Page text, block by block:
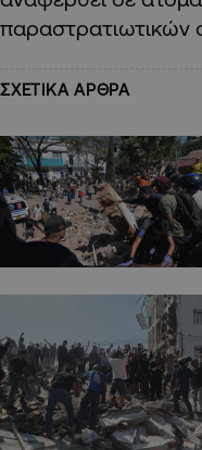
παραστρατιωτικών
ΣΧΕΤΙΚΑ ΑΡΘΡΑ